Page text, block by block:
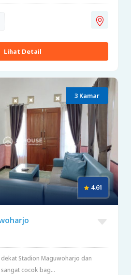
Lihat Detail
3 Kamar
4.61
Stadion Maguwoharjo dan
cocok bag...